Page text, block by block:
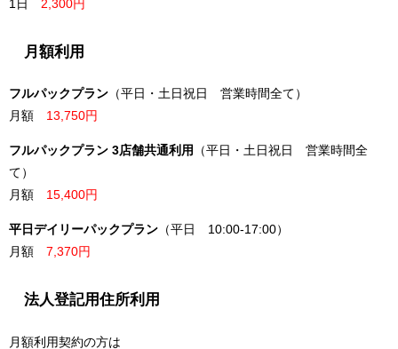
1日 2,300円
月額利用
フルパックプラン （平日・土日祝日 営業時間全て）
月額 13,750円
フルパックプラン 3店舗共通利用
（平日・土日祝日 営業時間全
て）
月額 15,400円
平日デイリーパックプラン （平日 10:00-17:00）
月額 7,370円
法人登記用住所利用
月額利用契約の方は